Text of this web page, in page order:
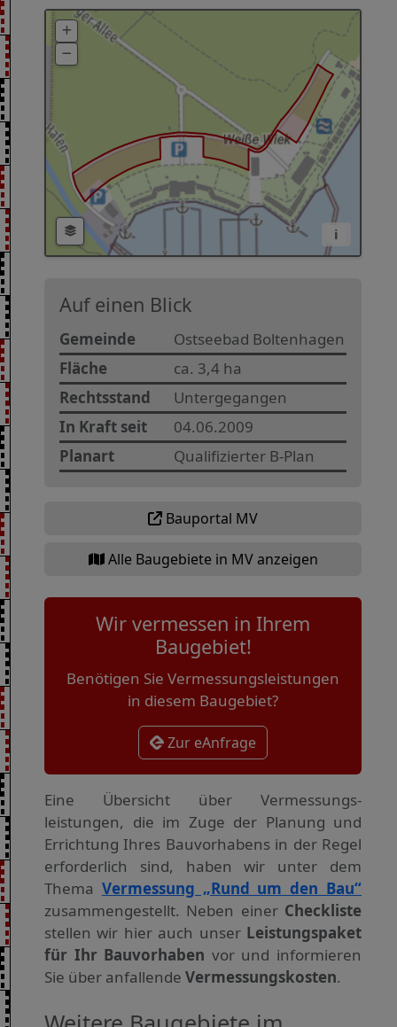
i
Auf einen Blick
Gemeinde
Ostseebad Boltenhagen
Fläche
ca. 3,4 ha
Rechtsstand
Untergegangen
In Kraft seit
04.06.2009
Planart
Qualifizierter B-Plan
Bauportal MV
Alle Baugebiete in MV anzeigen
Wir vermessen in Ihrem
Baugebiet!
Benötigen Sie Vermessungsleistungen
in diesem Baugebiet?
Zur eAnfrage
Eine Übersicht über Vermessungs­
leistungen, die im Zuge der Planung und
Errichtung Ihres Bauvorhabens in der Regel
erforderlich sind, haben wir unter dem
Thema Vermessung „Rund um den Bau“
zusammengestellt. Neben einer Checkliste
stellen wir hier auch unser Leistungspaket
für Ihr Bauvorhaben vor und informieren
Sie über anfallende Vermessungskosten.